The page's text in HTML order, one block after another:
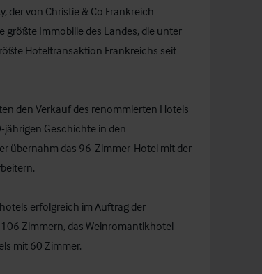
der von Christie & Co Frankreich
größte Immobilie des Landes, die unter
Hoteltransaktion Frankreichs seit
den Verkauf des renommierten Hotels
Geschichte in den
übernahm das 96-Zimmer-Hotel mit der
erfolgreich im Auftrag der
Zimmern, das Weinromantikhotel
mit 60 Zimmer.